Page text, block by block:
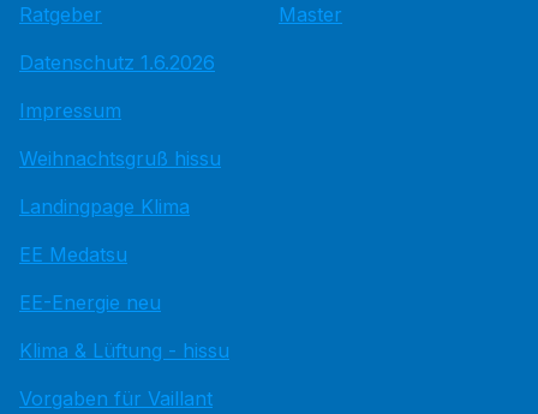
Ratgeber
Datenschutz 1.6.2026
Impressum
Weihnachtsgruß hissu
Landingpage Klima
EE Medatsu
EE-Energie neu
Klima & Lüftung - hissu
Vorgaben für Vaillant
Master